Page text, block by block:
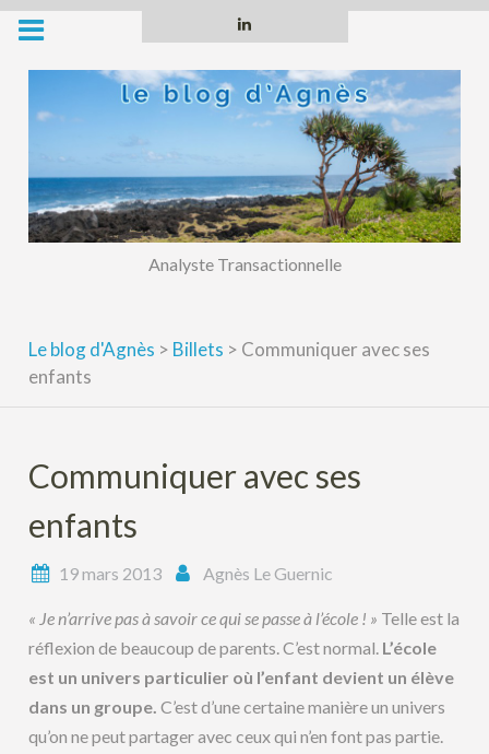
Skip
content
Analyste Transactionnelle
Le blog d'Agnès > Billets > Communiquer avec ses
enfants
Communiquer avec ses
enfants
19 mars 2013 Agnès Le Guernic
« Je n’arrive pas à savoir ce qui se passe à l’école ! » Telle est la
réflexion de beaucoup de parents. C’est normal. L’école
est un univers particulier où l’enfant devient un élève
dans un groupe. C’est d’une certaine manière un univers
qu’on ne peut partager avec ceux qui n’en font pas partie.